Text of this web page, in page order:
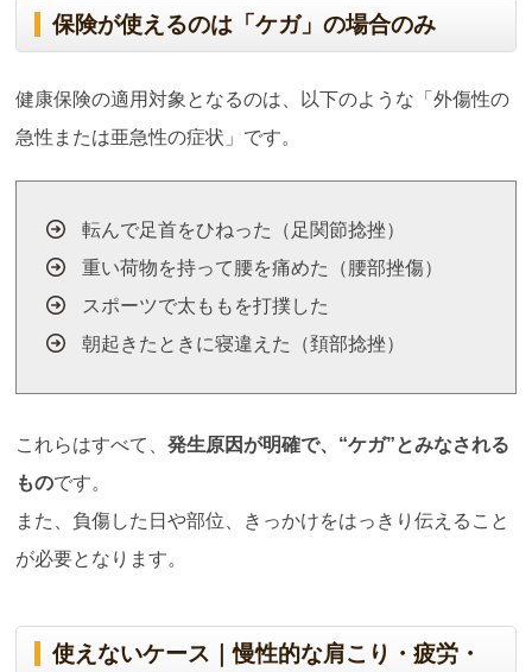
保険が使えるのは「ケガ」の場合のみ
健康保険の適用対象となるのは、以下のような「外傷性の
急性または亜急性の症状」です。
転んで足首をひねった（足関節捻挫）
重い荷物を持って腰を痛めた（腰部挫傷）
スポーツで太ももを打撲した
朝起きたときに寝違えた（頚部捻挫）
これらはすべて、発生原因が明確で、 “ケガ”とみなされる
ものです。
また、負傷した日や部位、きっかけをはっきり伝えること
が必要となります。
使えないケース｜慢性的な肩こり・疲労・